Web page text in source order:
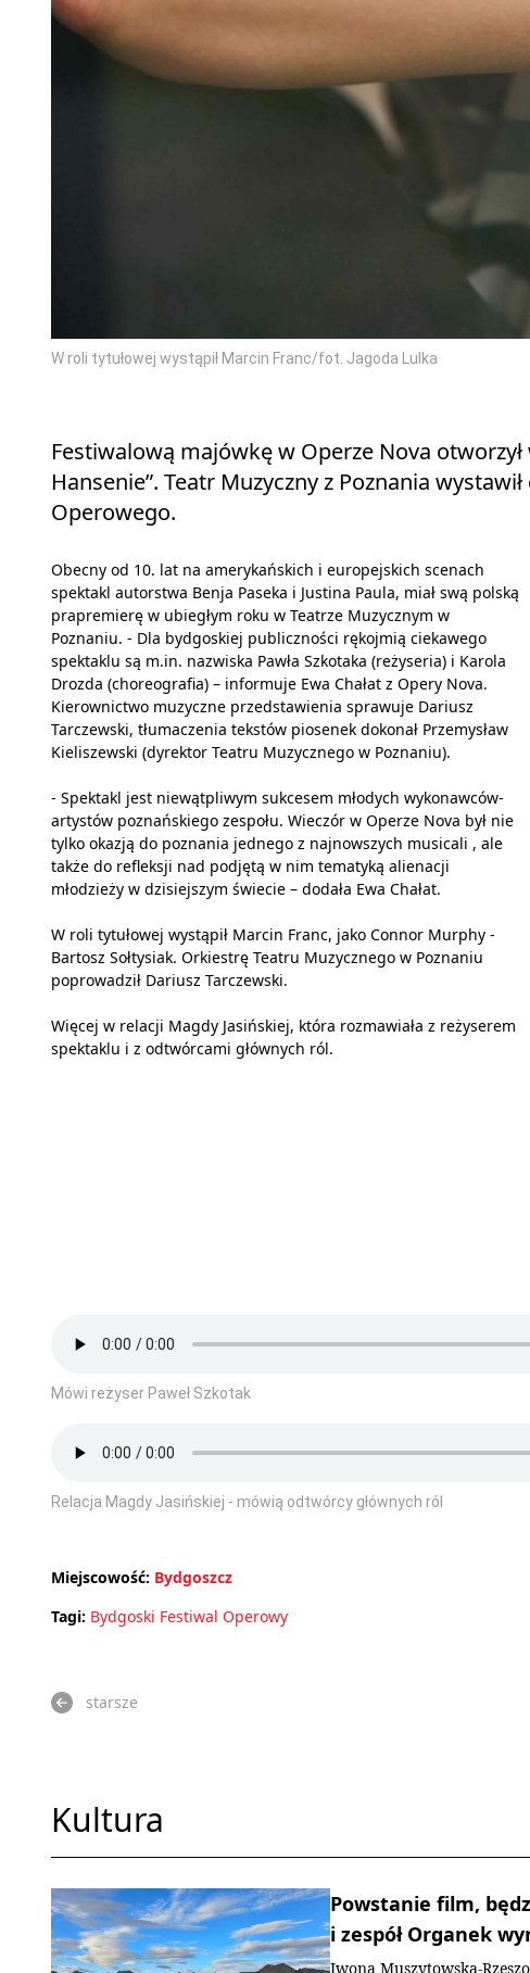
W roli tytułowej wystąpił Marcin Franc/fot. Jagoda Lulka
Festiwalową majówkę w Operze Nova
Hansenie”. Teatr Muzyczny z Poznania
Operowego.
Obecny od 10. lat na amerykańskich i europejskich scenach
spektakl autorstwa Benja Paseka i Justina Paula, miał swą polską
prapremierę w ubiegłym roku w Teatrze Muzycznym w
Poznaniu. - Dla bydgoskiej publiczności rękojmią ciekawego
spektaklu są m.in. nazwiska Pawła Szkotaka (reżyseria) i Karola
Drozda (choreografia) – informuje Ewa Chałat z Opery Nova.
Kierownictwo muzyczne przedstawienia sprawuje Dariusz
Tarczewski, tłumaczenia tekstów piosenek dokonał Przemysław
Kieliszewski (dyrektor Teatru Muzycznego w Poznaniu).
- Spektakl jest niewątpliwym sukcesem młodych wykonawców-
artystów poznańskiego zespołu. Wieczór w Operze Nova był nie
tylko okazją do poznania jednego z najnowszych musicali , ale
także do refleksji nad podjętą w nim tematyką alienacji
młodzieży w dzisiejszym świecie – dodała Ewa Chałat.
W roli tytułowej wystąpił Marcin Franc, jako Connor Murphy -
Bartosz Sołtysiak. Orkiestrę Teatru Muzycznego w Poznaniu
poprowadził Dariusz Tarczewski.
Więcej w relacji Magdy Jasińskiej, która rozmawiała z reżyserem
spektaklu i z odtwórcami głównych ról.
Mówi reżyser Paweł Szkotak
Relacja Magdy Jasińskiej - mówią odtwórcy głównych ról
Miejscowość: Bydgoszcz
Tagi: Bydgoski Festiwal Operowy
starsze
Kultura
Powstanie film,
i zespół Organek
Iwona Muszytowska-